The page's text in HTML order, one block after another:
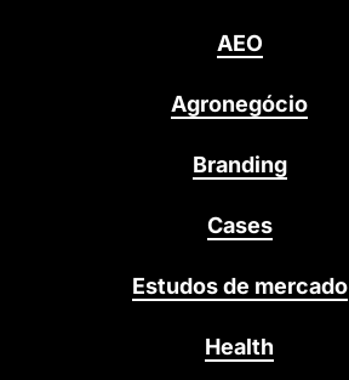
AEO
Agronegócio
Branding
Cases
Estudos de mercado
Health